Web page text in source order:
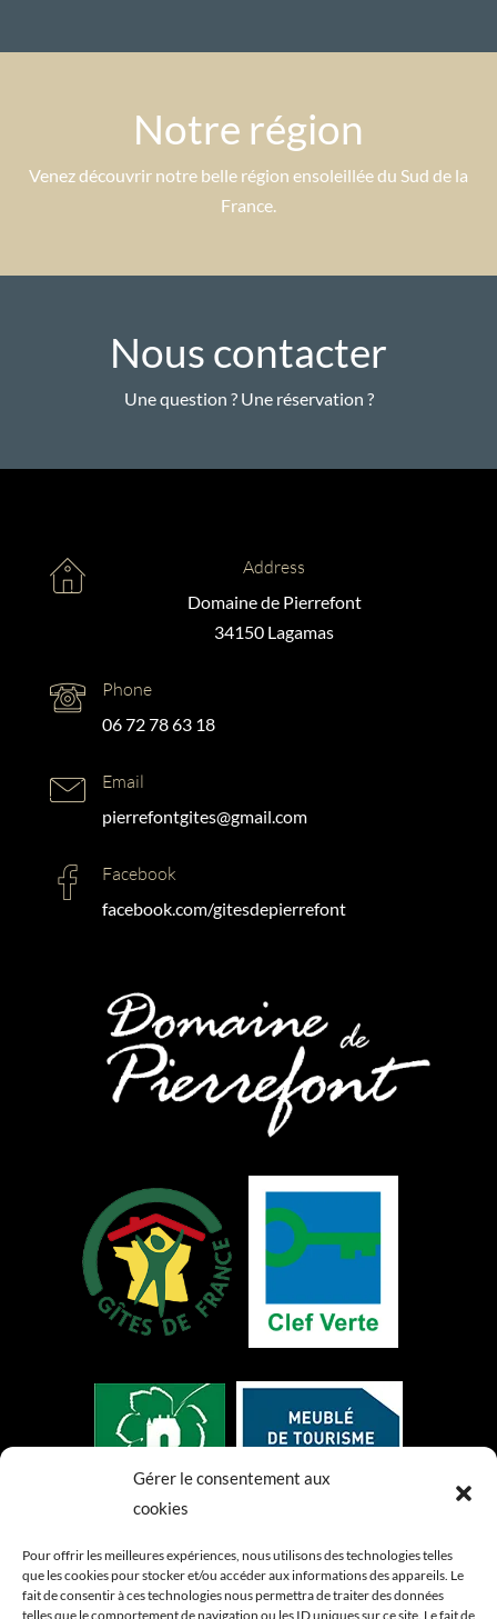
Gérer le consentement aux
cookies
Pour offrir les meilleures expériences, nous utilisons des technologies telles
que les cookies pour stocker et/ou accéder aux informations des appareils. Le
fait de consentir à ces technologies nous permettra de traiter des données
telles que le comportement de navigation ou les ID uniques sur ce site. Le fait de
Notre région
Venez découvrir notre belle région ensoleillée du Sud de la
France.
Nous contacter
Une question ? Une réservation ?
Address
Domaine de Pierrefont
34150 Lagamas
Phone
06 72 78 63 18
Email
pierrefontgites@gmail.com
Facebook
facebook.com/gitesdepierrefont